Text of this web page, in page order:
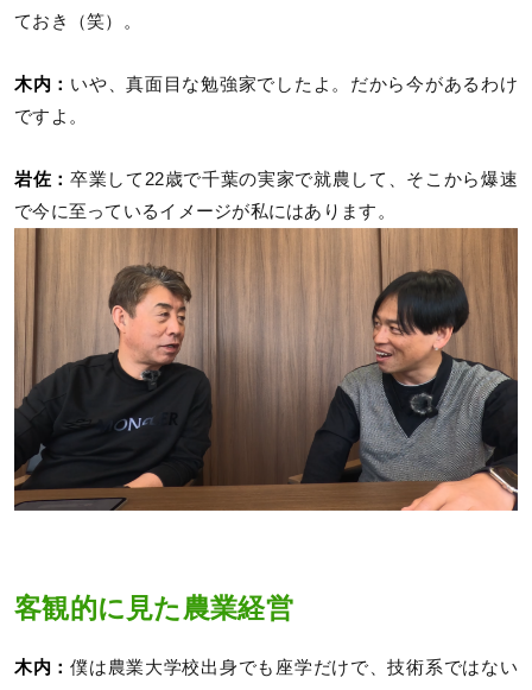
ておき（笑）。
木内： いや、真面目な勉強家でしたよ。だから今があるわけ
ですよ。
岩佐：卒業して22歳で千葉の実家で就農して、そこから爆速
で今に至っているイメージが私にはあります。
客観的に見た農業経営
木内：僕は農業大学校出身でも座学だけで、技術系ではない